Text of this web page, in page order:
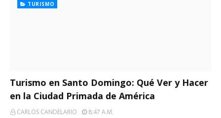
TURISMO
Turismo en Santo Domingo: Qué Ver y Hacer
en la Ciudad Primada de América
CARLOS CANDELARIO
8:47 A.m.